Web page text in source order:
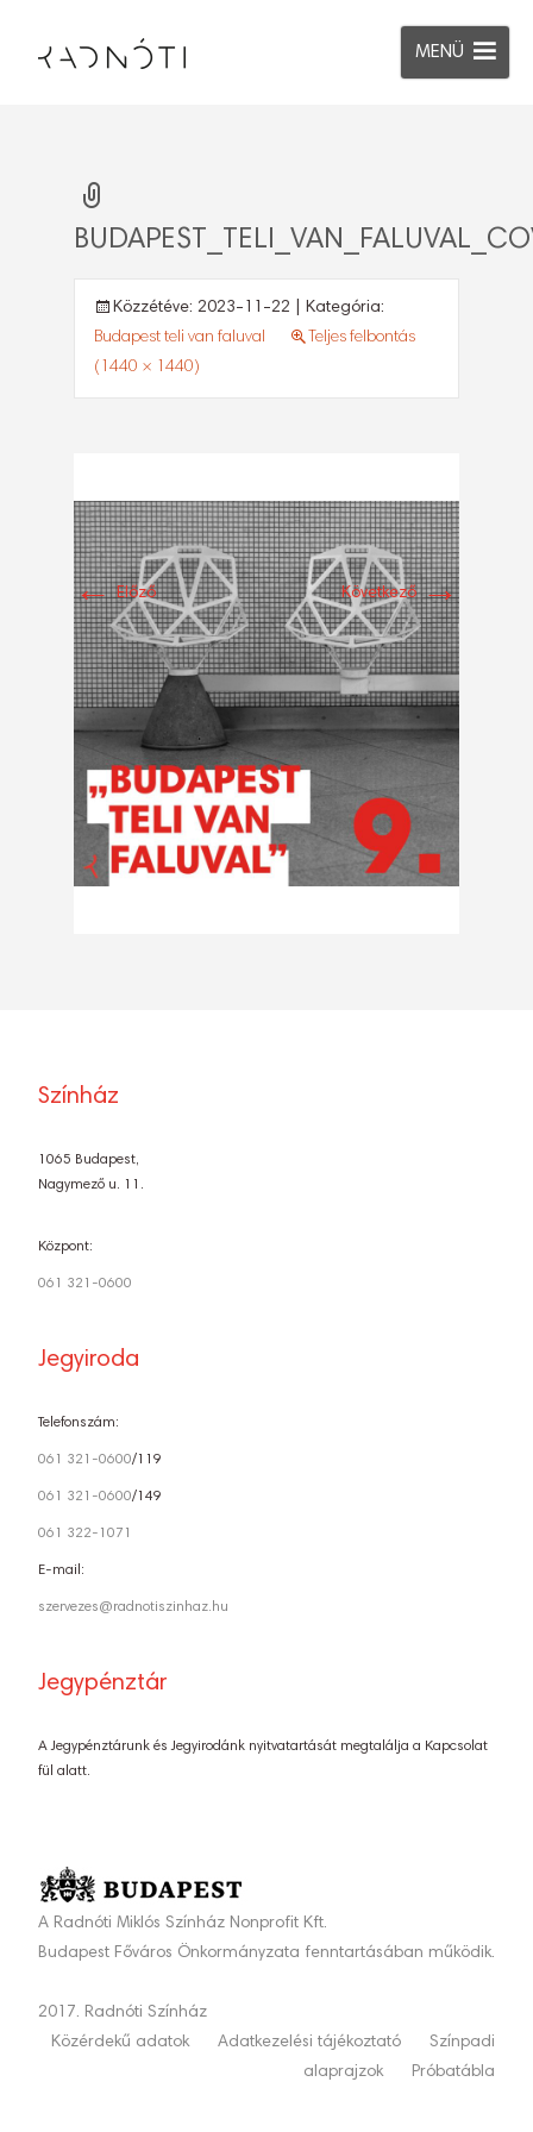
MENÜ
Közzétéve: 2023-11-22 | Kategória:
Budapest teli van faluval
Teljes felbontás
(1440 × 1440)
←Előző Következő→
Színház
1065 Budapest,
Nagymező u. 11.
Központ:
061 321-0600
Jegyiroda
Telefonszám:
061 321-0600/119
061 321-0600/149
061 322-1071
E-mail:
szervezes@radnotiszinhaz.hu
Jegypénztár
A Jegypénztárunk és Jegyirodánk nyitvatartását megtalálja a Kapcsolat
fül alatt.
A Radnóti Miklós Színház Nonprofit Kft.
Budapest Főváros Önkormányzata fenntartásában működik.
2017. Radnóti Színház
Közérdekű adatok
Adatkezelési tájékoztató
Színpadi
alaprajzok
Próbatábla